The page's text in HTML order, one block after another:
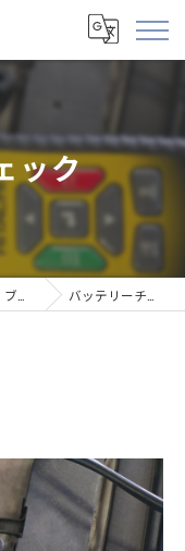
ック
ブログ バッテリーチェック